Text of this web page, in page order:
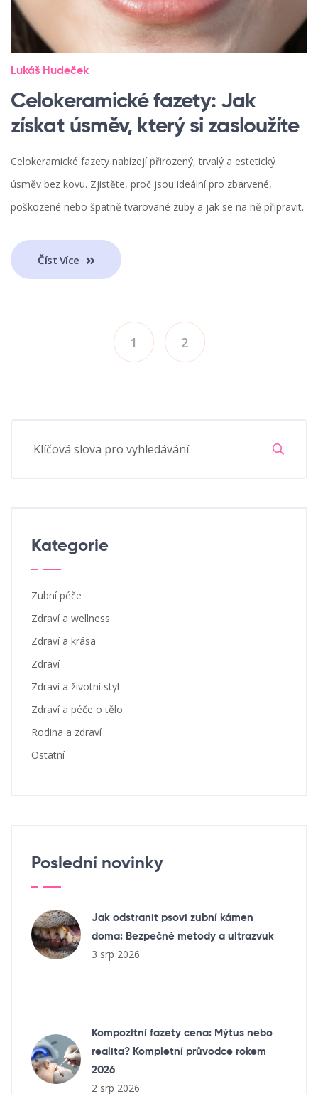
Lukáš Hudeček
Celokeramické fazety: Jak
získat úsměv, který si zasloužíte
Celokeramické fazety nabízejí přirozený, trvalý a estetický
úsměv bez kovu. Zjistěte, proč jsou ideální pro zbarvené,
poškozené nebo špatně tvarované zuby a jak se na ně připravit.
Číst Více
1 2
Kategorie
Zubní péče
Zdraví a wellness
Zdraví a krása
Zdraví
Zdraví a životní styl
Zdraví a péče o tělo
Rodina a zdraví
Ostatní
Poslední novinky
Jak odstranit psovi zubní kámen
doma: Bezpečné metody a ultrazvuk
3 srp 2026
Kompozitní fazety cena: Mýtus nebo
realita? Kompletní průvodce rokem
2026
2 srp 2026